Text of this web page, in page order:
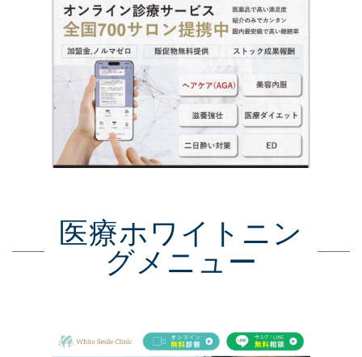
医療ホワイトニン
グメニュー